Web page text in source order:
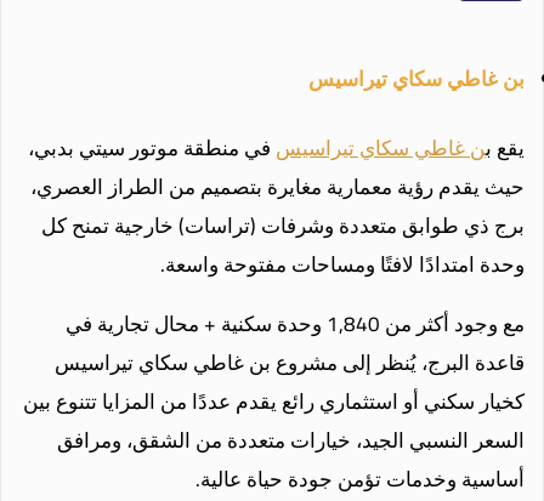
بن غاطي سكاي تيراسيس
يقع بن غاطي سكاي تيراسيسفي منطقة موتور سيتي بدبي،
حيث يقدم رؤية معمارية مغايرة بتصميم من الطراز العصري،
برج ذي طوابق متعددة وشرفات (تراسات) خارجية تمنح كل
وحدة امتدادًا لافتًا ومساحات مفتوحة واسعة.
مع وجود أكثر من 1,840 وحدة سكنية + محال تجارية في
قاعدة البرج، يُنظر إلى مشروع بن غاطي سكاي تيراسيس
كخيار سكني أو استثماري رائع يقدم عددًا من المزايا تتنوع بين
السعر النسبي الجيد، خيارات متعددة من الشقق، ومرافق
أساسية وخدمات تؤمن جودة حياة عالية.